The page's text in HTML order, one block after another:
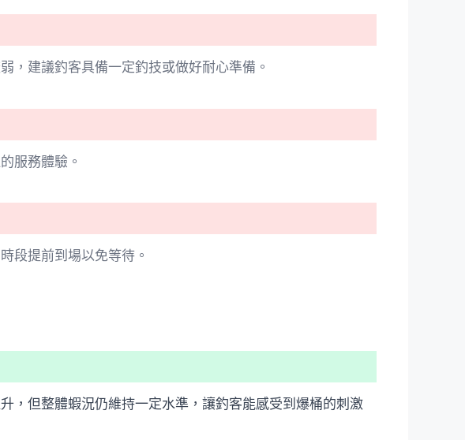
，建議釣客具備一定釣技或做好耐心準備。
服務體驗。
段提前到場以免等待。
，但整體蝦況仍維持一定水準，讓釣客能感受到爆桶的刺激